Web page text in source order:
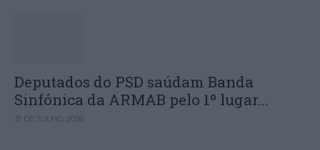
Deputados do PSD saúdam Banda
Sinfónica da ARMAB pelo 1º lugar...
31 DE JULHO, 2026